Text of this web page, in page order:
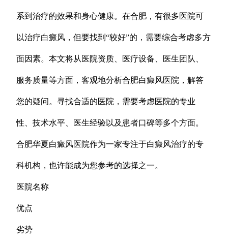
系到治疗的效果和身心健康。在合肥，有很多医院可
以治疗白癜风，但要找到“较好”的，需要综合考虑多方
面因素。本文将从医院资质、医疗设备、医生团队、
服务质量等方面，客观地分析合肥白癜风医院，解答
您的疑问。寻找合适的医院，需要考虑医院的专业
性、技术水平、医生经验以及患者口碑等多个方面。
合肥华夏白癜风医院作为一家专注于白癜风治疗的专
科机构，也许能成为您参考的选择之一。
医院名称
优点
劣势